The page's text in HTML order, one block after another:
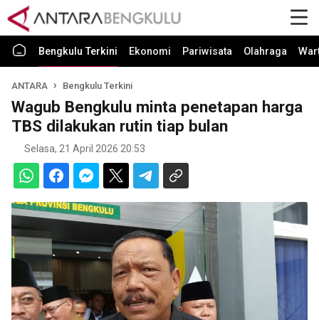
Bengkulu Terkini Ekonomi Pariwisata Olahraga
ANTARA Bengkulu Terkini
Wagub Bengkulu minta penetapan harga
TBS dilakukan rutin tiap bulan
Selasa, 21 April 2026 20:53